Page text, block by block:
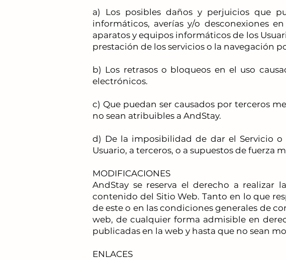
a) Los posibles daños y perjuicios que
informáticos, averías y/o desconexiones
aparatos y equipos informáticos de los
prestación de los servicios o la navegación
b) Los retrasos o bloqueos en el uso
electrónicos.
c) Que puedan ser causados por terceros
no sean atribuibles a AndStay.
d) De la imposibilidad de dar el Servicio o
Usuario, a terceros, o a supuestos de fuerza
MODIFICACIONES
AndStay se reserva el derecho a realizar
contenido del Sitio Web. Tanto en lo que
de este o en las condiciones generales de
web, de cualquier forma admisible en
publicadas en la web y hasta que no sean
ENLACES